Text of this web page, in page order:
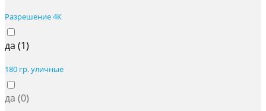
Разрешение 4К
да (1)
180 гр. уличные
да (0)